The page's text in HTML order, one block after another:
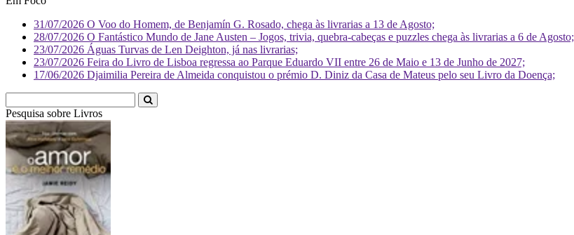
31/07/2026 O Voo do Homem, de Benjamín G. Rosado, chega às livrarias a 13 de Agosto;
28/07/2026 O Fantástico Mundo de Jane Austen – Jogos, trivia, quebra-cabeças e puzzles chega às livrarias a 6 de Agosto;
23/07/2026 Águas Turvas de Len Deighton, já nas livrarias;
23/07/2026 Feira do Livro de Lisboa regressa ao Parque Eduardo VII entre 26 de Maio e 13 de Junho de 2027;
17/06/2026 Djaimilia Pereira de Almeida conquistou o prémio D. Diniz da Casa de Mateus pelo seu Livro da Doença;
Pesquisa sobre L